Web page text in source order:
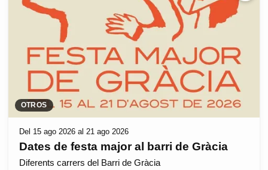
OTROS
Del 15 ago 2026 al 21 ago 2026
Dates de festa major al barri de Gràcia
Diferents carrers del Barri de Gràcia